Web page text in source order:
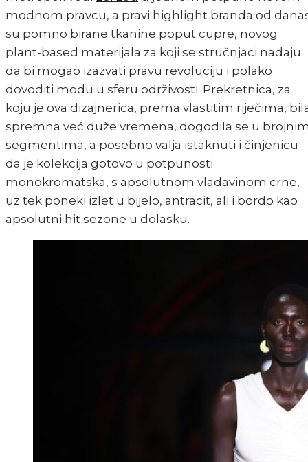
modnom pravcu, a pravi highlight branda od
su pomno birane tkanine poput cupre, novog
plant-based materijala za koji se stručnjaci nadaju
da bi mogao izazvati pravu revoluciju i polako
dovoditi modu u sferu održivosti. Prekretnica, za
koju je ova dizajnerica, prema vlastitim riječima,
spremna već duže vremena, dogodila se u
segmentima, a posebno valja istaknuti i činjenicu
da je kolekcija gotovo u potpunosti
monokromatska, s apsolutnom vladavinom crne,
uz tek poneki izlet u bijelo, antracit, ali i bordo kao
apsolutni hit sezone u dolasku.